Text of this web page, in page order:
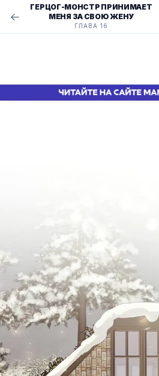
ГЕРЦОГ-МОНСТР ПРИНИМАЕТ
МЕНЯ ЗА СВОЮ ЖЕНУ
ГЛАВА 16